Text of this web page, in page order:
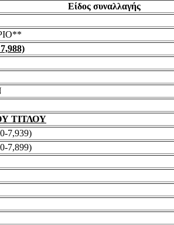
Είδος συναλλαγής
ΤΙΤΛΟΥ
7,939)
7,899)